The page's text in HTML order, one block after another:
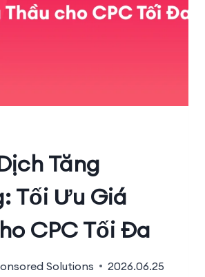
Tăng
Tối Ưu Giá
CPC Tối Đa
Solutions 2026.06.25